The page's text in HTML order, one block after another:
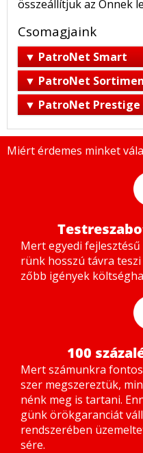
összeállítjuk az Önnek
Csomagjaink
▼ PatroNet Smart
▼ PatroNet
▼ PatroNet Prestige
Miért érdemes minket
Mert egye­di
rünk hosszú táv­ra
zőbb igé­nyek
100
Mert szá­munk­ra
szer meg­sze­rez­tük,
nénk meg is tar­ta­ni.
günk örök­ga­ran­ci­át
rend­sze­ré­ben
sé­re.